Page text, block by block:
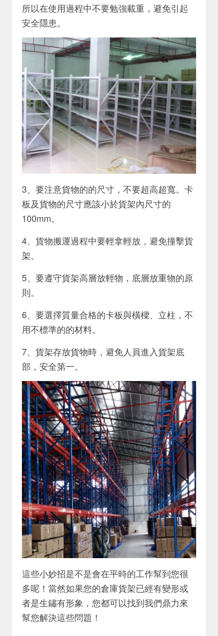
所以在使用過程中不要勉強載重，避免引起
安全隱患。
3、要注意貨物的的尺寸，不要超高超寬。卡
板及貨物的尺寸應該小於貨架內尺寸的
100mm。
4、貨物搬運過程中要輕拿輕放，避免撞擊貨
架。
5、要遵守貨架高層放輕物，底層放重物的原
則。
6、要選擇質量合格的卡板與橫樑、立柱，不
用不標準的的材料。
7、貨架存放貨物時，避免人員進入貨架底
部，安全第一。
這些小妙招是不是會在平時的工作幫到您很
多呢！當然如果您的倉庫貨架已經有變形或
者是生鏽有形象，您都可以找到我們鼎力來
幫您解決這些問題！